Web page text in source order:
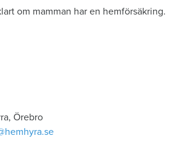
om mamman har en hemförsäkring.
Örebro